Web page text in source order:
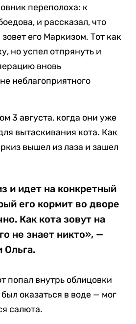
переполоха: к
и рассказал, что
его Маркизом. Тот как
но успел отпрянуть и
вновь
неблагоприятного
3 августа, когда они уже
вытаскивания кота. Как
вышел из лаза и зашел
и идет на конкретный
его кормит во дворе
Как кота зовут на
не знает никто», —
Ольга.
попал внутрь облицовки
оказаться в воде — мог
салюта.